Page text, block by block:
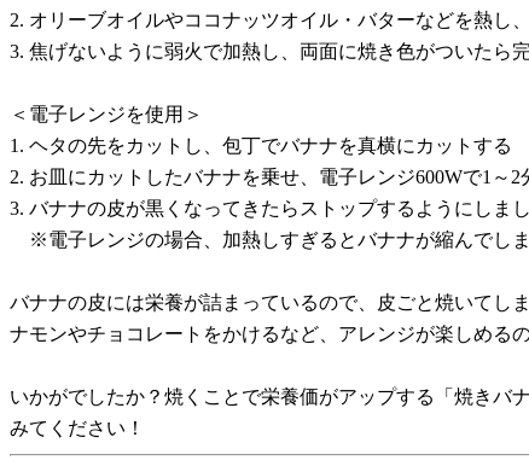
2. オリーブオイルやココナッツオイル・バターなどを熱し
3. 焦げないように弱火で加熱し、両面に焼き色がついたら
＜電子レンジを使用＞
1. ヘタの先をカットし、包丁でバナナを真横にカットする
2. お皿にカットしたバナナを乗せ、電子レンジ600Wで1～2
3. バナナの皮が黒くなってきたらストップするようにしま
※電子レンジの場合、加熱しすぎるとバナナが縮んでしま
バナナの皮には栄養が詰まっているので、皮ごと焼いてし
ナモンやチョコレートをかけるなど、アレンジが楽しめる
いかがでしたか？焼くことで栄養価がアップする「焼きバ
みてください！